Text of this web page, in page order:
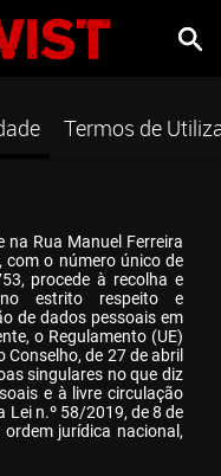
Termos de
na Rua Manuel Ferreira
com o número único de
procede à recolha e
estrito respeito e
de dados pessoais em
o Regulamento (UE)
de 27 de abril
singulares no que diz
e à livre circulação
Lei n.º 58/2019, de 8 de
jurídica nacional,